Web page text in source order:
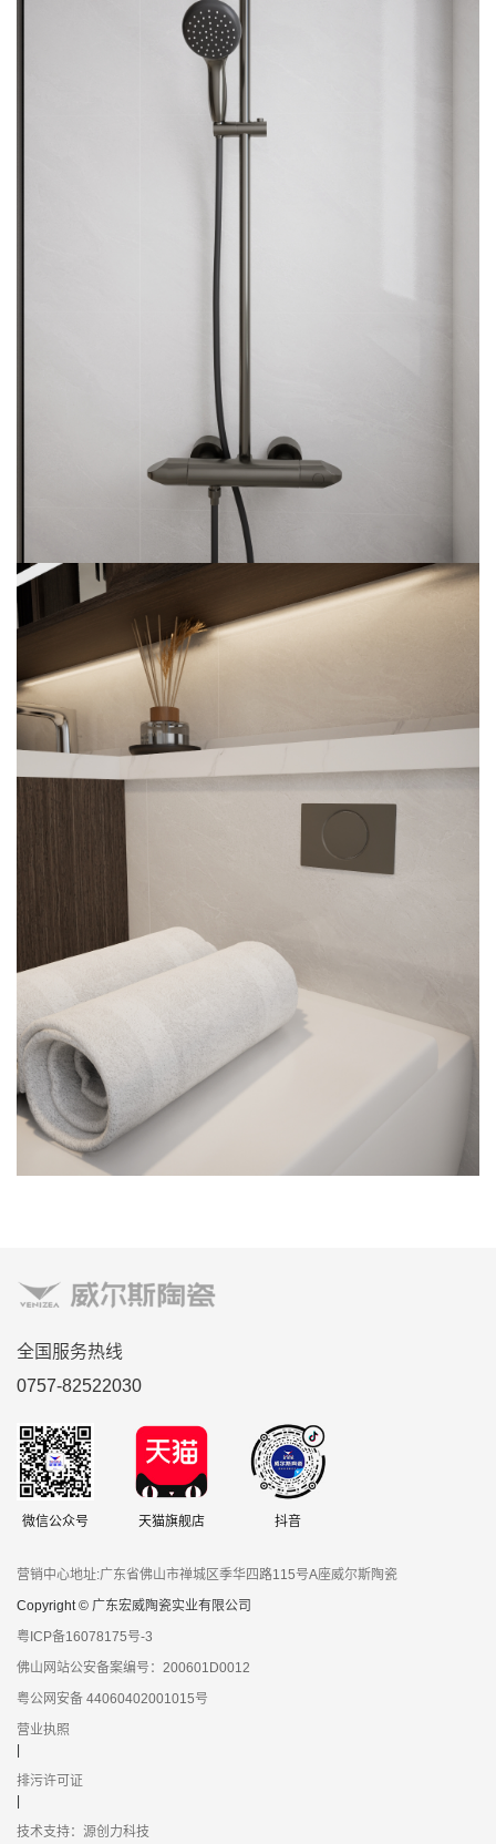
全国服务热线
0757-82522030
微信公众号 天猫旗舰店 抖音
营销中心地址:广东省佛山市禅城区季华四路115号A座威尔斯陶瓷
Copyright © 广东宏威陶瓷实业有限公司
粤ICP备16078175号-3
佛山网站公安备案编号：200601D0012
粤公网安备 44060402001015号
营业执照
排污许可证
技术支持：源创力科技